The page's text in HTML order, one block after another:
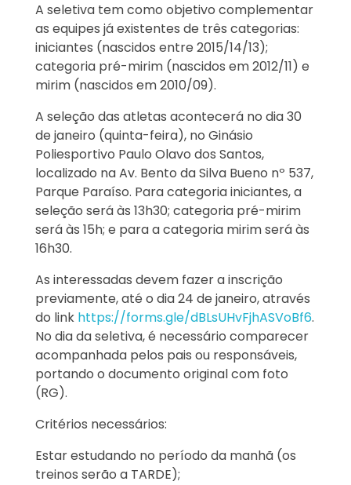
A seletiva tem como objetivo complementar
as equipes já existentes de três categorias:
iniciantes (nascidos entre 2015/14/13);
categoria pré-mirim (nascidos em 2012/11) e
mirim (nascidos em 2010/09).
A seleção das atletas acontecerá no dia 30
de janeiro (quinta-feira), no Ginásio
Poliesportivo Paulo Olavo dos Santos,
localizado na Av. Bento da Silva Bueno nº 537,
Parque Paraíso. Para categoria iniciantes, a
seleção será às 13h30; categoria pré-mirim
será às 15h; e para a categoria mirim será às
16h30.
As interessadas devem fazer a inscrição
previamente, até o dia 24 de janeiro, através
do link https://forms.gle/dBLsUHvFjhASVoBf6.
No dia da seletiva, é necessário comparecer
acompanhada pelos pais ou responsáveis,
portando o documento original com foto
(RG).
Critérios necessários:
Estar estudando no período da manhã (os
treinos serão a TARDE);